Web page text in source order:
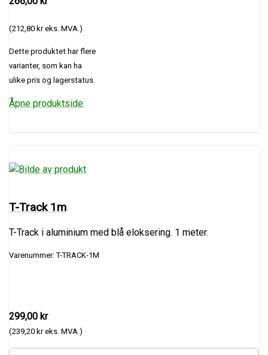
(212,80 kr eks. MVA.)
Dette produktet har flere
varianter, som kan ha
ulike pris og lagerstatus.
Åpne produktside
T-Track 1m
T-Track i aluminium med blå eloksering. 1 meter.
Varenummer: T-TRACK-1M
299,00 kr
(239,20 kr eks. MVA.)